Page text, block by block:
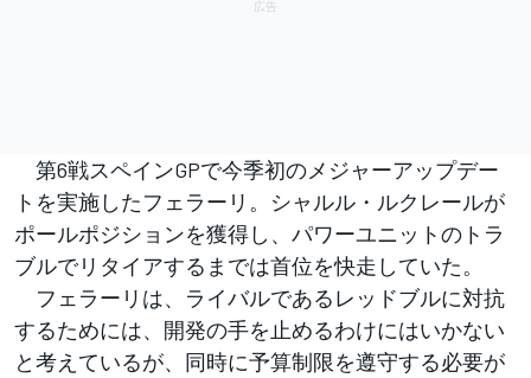
第6戦スペインGPで今季初のメジャーアップデー
トを実施したフェラーリ。シャルル・ルクレールが
ポールポジションを獲得し、パワーユニットのトラ
ブルでリタイアするまでは首位を快走していた。
フェラーリは、ライバルであるレッドブルに対抗
するためには、開発の手を止めるわけにはいかない
と考えているが、同時に予算制限を遵守する必要が